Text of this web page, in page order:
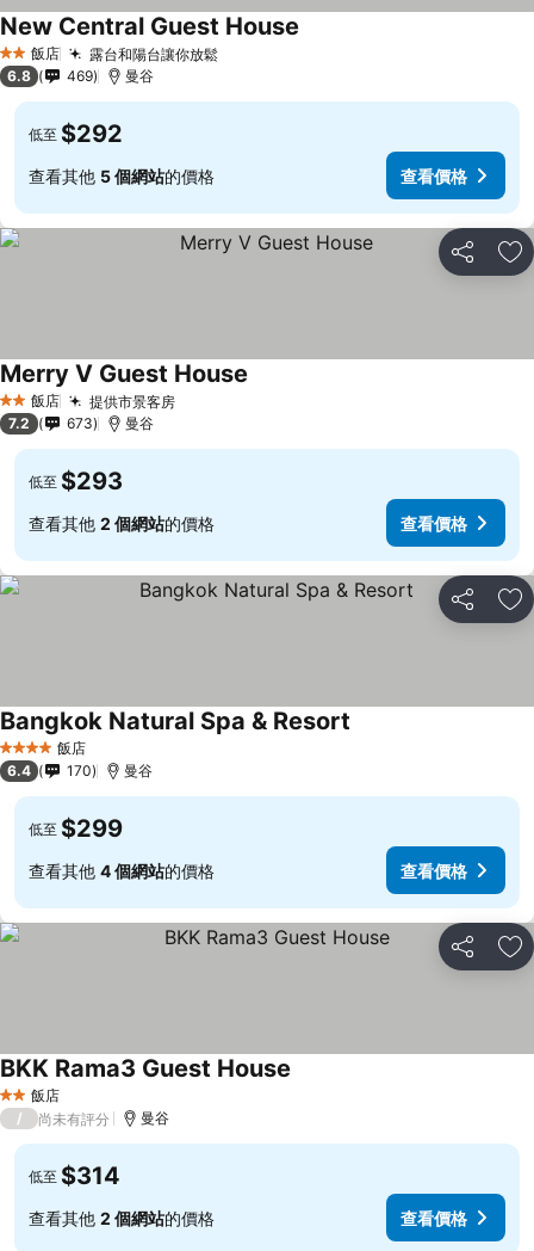
2 星級飯店 露台和陽台讓你放鬆
New Central Guest House
6.8 469 曼谷
低至 $292
查看其他 5 個網站的價格 查看價格
分享 加
2 星級飯店 提供市景客房
Merry V Guest House
7.2 673 曼谷
低至 $293
查看其他 2 個網站的價格 查看價格
分享 加
4 星級 飯店
Bangkok Natural Spa & Resort
6.4 170 曼谷
低至 $299
查看其他 4 個網站的價格 查看價格
分享 加
2 星級飯店
BKK Rama3 Guest House
/ 尚未有評分 曼谷
低至 $314
查看其他 2 個網站的價格 查看價格